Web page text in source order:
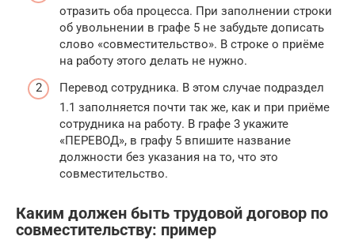
отразить оба процесса. При заполнении строки
об увольнении в графе 5 не забудьте дописать
слово «совместительство». В строке о приёме
на работу этого делать не нужно.
Перевод сотрудника. В этом случае подраздел
1.1 заполняется почти так же, как и при приёме
сотрудника на работу. В графе 3 укажите
«ПЕРЕВОД», в графу 5 впишите название
должности без указания на то, что это
совместительство.
Каким должен быть трудовой договор по
совместительству: пример